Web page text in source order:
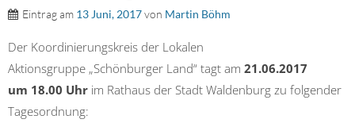
Eintrag am 13 Juni, 2017von Martin Böhm
Der Koordinierungskreis der Lokalen
Aktionsgruppe „Schönburger Land“ tagt am 21.06.2017
um 18.00 Uhr im Rathaus der Stadt Waldenburg zu folgender
Tagesordnung: